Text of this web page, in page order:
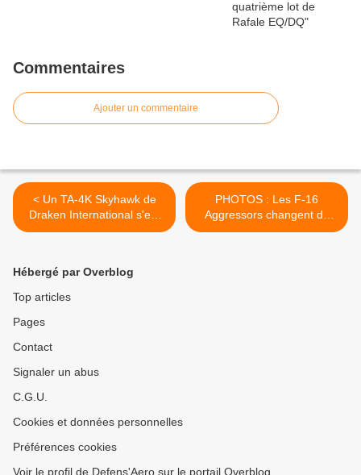
Commentaires
Ajouter un commentaire
< Un TA-4K Skyhawk de
Draken International s'est
écrasé lors d'un exercice
PHOTOS : Les F-16
Aggressors changent de
livrée >
Hébergé par Overblog
Top articles
Pages
Contact
Signaler un abus
C.G.U.
Cookies et données personnelles
Préférences cookies
Voir le profil de Defens'Aero sur le portail Overblog